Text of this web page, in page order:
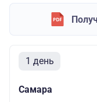
1 день
Самара